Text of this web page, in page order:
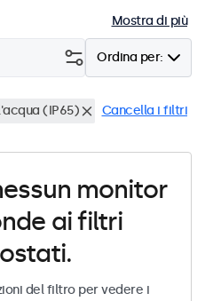
Mostra di più
Ordina per:
(IP65) Cancella i filtri
monitor
ai filtri
del filtro per vedere i